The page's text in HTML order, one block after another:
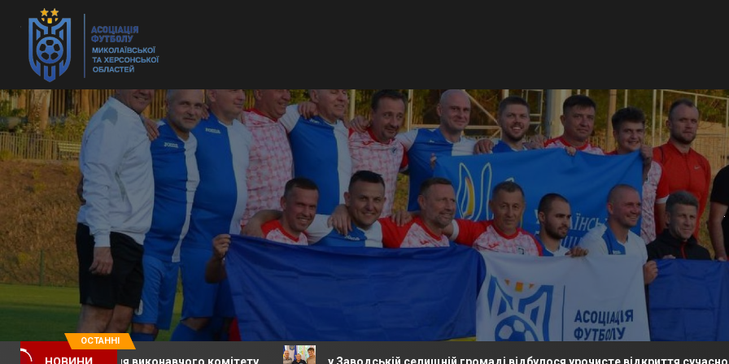
ОСТАННІ
виконавчого комітету у Заводській селищній громаді відбулося урочисте відкриття сучасного